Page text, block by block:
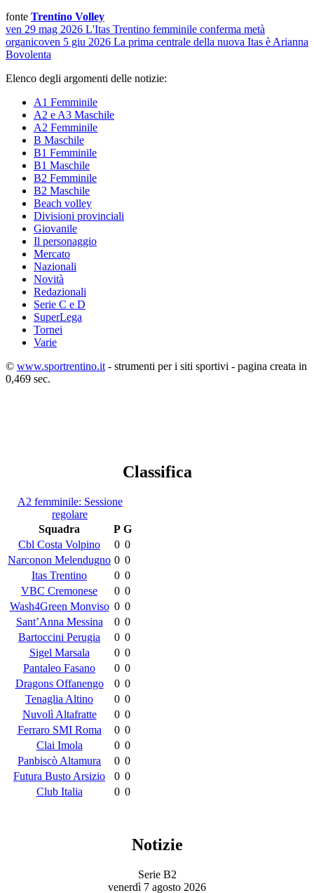
fonte Trentino Volley
ven 29 mag 2026 L'Itas Trentino femminile conferma metà
organicoven 5 giu 2026 La prima centrale della nuova Itas è Arianna
Bovolenta
Elenco degli argomenti delle notizie:
A1 Femminile
A2 e A3 Maschile
A2 Femminile
B Maschile
B1 Femminile
B1 Maschile
B2 Femminile
B2 Maschile
Beach volley
Divisioni provinciali
Giovanile
Il personaggio
Mercato
Nazionali
Novità
Redazionali
Serie C e D
SuperLega
Tornei
Varie
© www.sportrentino.it- strumenti per i siti sportivi - pagina creata in
0,469 sec.
Classifica
A2 femminile: Sessione
regolare
Squadra
P G
Cbl Costa Volpino
0 0
Narconon Melendugno 0 0
Itas Trentino
0 0
VBC Cremonese
0 0
Wash4Green Monviso 0 0
Sant’Anna Messina
0 0
Bartoccini Perugia
0 0
Sigel Marsala
0 0
Pantaleo Fasano
0 0
Dragons Offanengo
0 0
Tenaglia Altino
0 0
Nuvolì Altafratte
0 0
Ferraro SMI Roma
0 0
Clai Imola
0 0
Panbiscò Altamura
0 0
Futura Busto Arsizio
0 0
Club Italia
0 0
Notizie
Serie B2
venerdì 7 agosto 2026